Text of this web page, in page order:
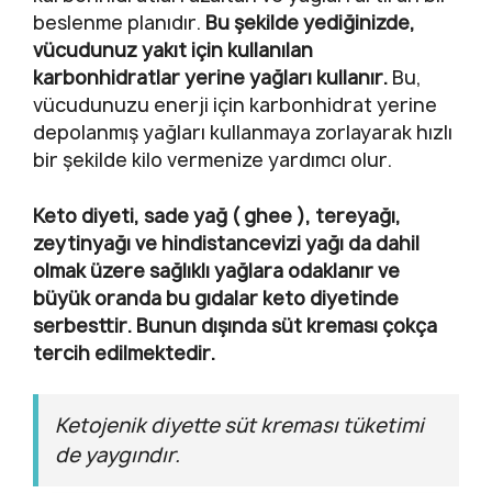
beslenme planıdır. Bu şekilde yediğinizde,
vücudunuz yakıt için kullanılan
karbonhidratlar yerine yağları kullanır. Bu,
vücudunuzu enerji için karbonhidrat yerine
depolanmış yağları kullanmaya zorlayarak hızlı
bir şekilde kilo vermenize yardımcı olur.
Keto diyeti, sade yağ ( ghee ), tereyağı,
zeytinyağı ve hindistancevizi yağı da dahil
olmak üzere sağlıklı yağlara odaklanır ve
büyük oranda bu gıdalar keto diyetinde
serbesttir. Bunun dışında süt kreması çokça
tercih edilmektedir.
Ketojenik diyette süt kreması tüketimi
de yaygındır.